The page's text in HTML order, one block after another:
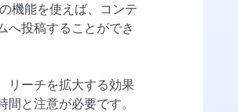
機能を使えば、コンテ
へ投稿することができ
リーチを拡大する効果
と注意が必要です。